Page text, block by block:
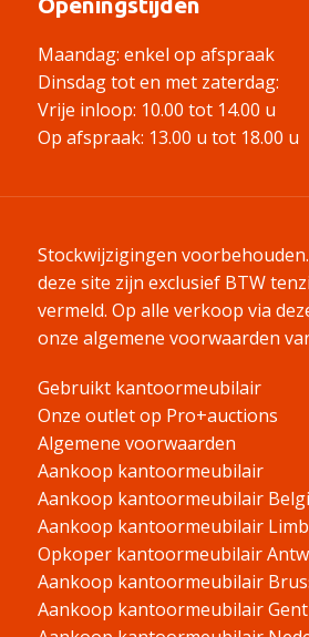
Maandag: enkel op afspraak
Dinsdag tot en met zaterdag:
Vrije inloop: 10.00 tot 14.00 u
Op afspraak: 13.00 u tot 18.00 u
Stockwijzigingen
deze site zijn exclusief BTW
vermeld. Op alle verkoop via
onze algemene voorwaarden
Gebruikt kantoormeubilair
Onze outlet op Pro+auctions
Algemene voorwaarden
Aankoop kantoormeubilair
Aankoop kantoormeubilair
Aankoop kantoormeubilair
Opkoper kantoormeubilair
Aankoop kantoormeubilair
Aankoop kantoormeubilair Gent